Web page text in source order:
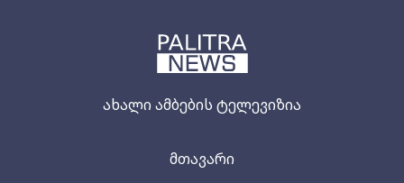
ახალი ამბების ტელევიზია
მთავარი